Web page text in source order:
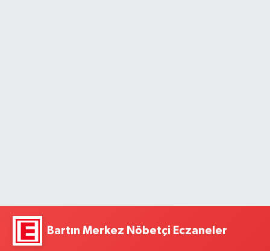
Bartın Merkez Nöbetçi Eczaneler